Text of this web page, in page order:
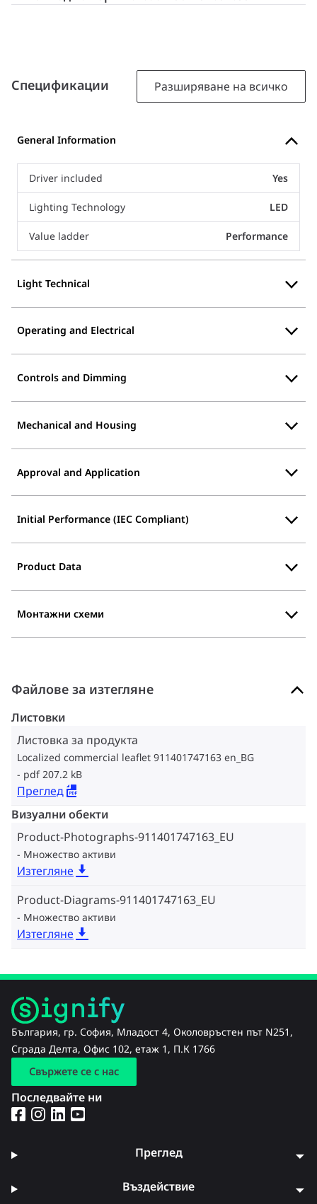
Спецификации Разширяване на всичко
General Information
Driver included Yes
Lighting Technology LED
Value ladder Performance
Light Technical
Operating and Electrical
Controls and Dimming
Mechanical and Housing
Approval and Application
Initial Performance (IEC Compliant)
Product Data
Монтажни схеми
Файлове за изтегляне
Листовки
Листовка за продукта
Localized commercial leaflet 911401747163 en_BG
pdf 207.2 kB
Преглед
Визуални обекти
Product-Photographs-911401747163_EU
Множество активи
Изтегляне
Product-Diagrams-911401747163_EU
Множество активи
Изтегляне
България, гр. София, Младост 4, Околовръстен път N251,
Сграда Делта, Офис 102, етаж 1, П.К 1766
Свържете се с нас
Последвайте ни
Преглед
Въздействие